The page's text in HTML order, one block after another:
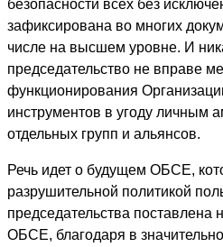
безопасности всех без
зафиксирована во многих
числе на высшем уровне. И
председательство не вправе
функционирования
инструментов в угоду личным
отдельных групп и альянсов.
Речь идет о будущем ОБСЕ,
разрушительной политикой
председательства поставлена
ОБСЕ, благодаря в